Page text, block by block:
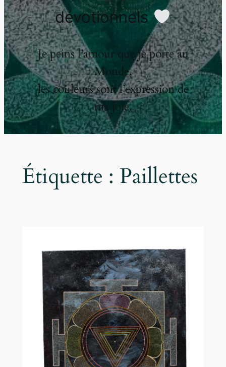
dévotionnels
Je peins l’amour que je porte au
Monde,
les couleurs sont l’expression de
ma joie.
Étiquette : Paillettes